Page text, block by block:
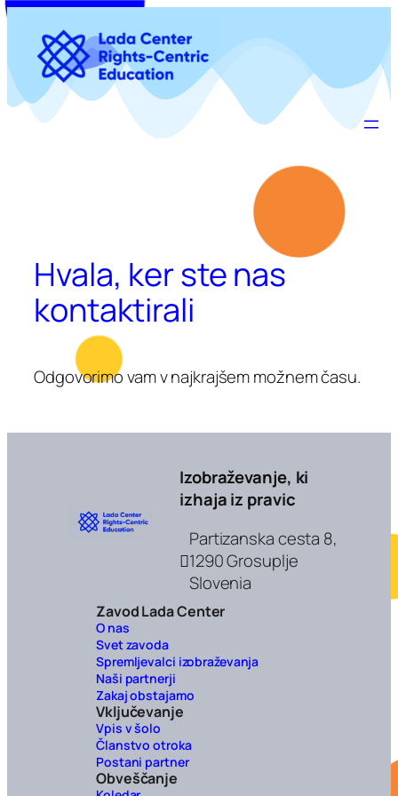
Preskoči
vsebino
Hvala, ker ste nas
kontaktirali
Odgovorimo vam v najkrajšem možnem času.
Izobraževanje, ki
izhaja iz pravic
Partizanska cesta 8,
1290 Grosuplje
Slovenia
Zavod Lada Center
O nas
Svet zavoda
Spremljevalci izobraževanja
Naši partnerji
Zakaj obstajamo
Vključevanje
Vpis v šolo
Članstvo otroka
Postani partner
Obveščanje